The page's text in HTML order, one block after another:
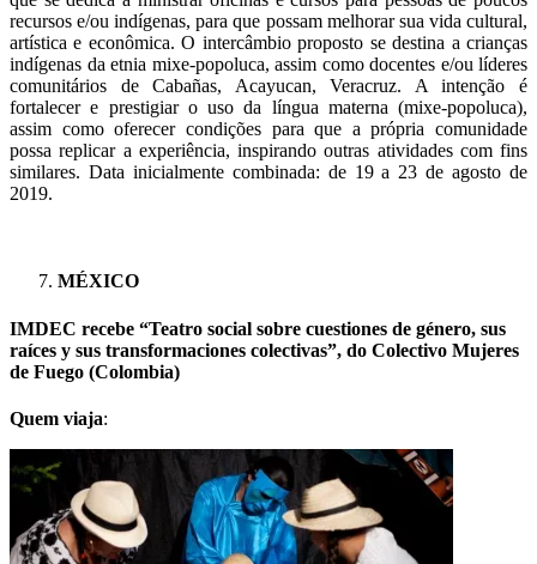
recursos e/ou indígenas, para que possam melhorar sua vida cultural,
artística e econômica. O intercâmbio proposto se destina a crianças
indígenas da etnia mixe-popoluca, assim como docentes e/ou líderes
comunitários de Cabañas, Acayucan, Veracruz. A intenção é
fortalecer e prestigiar o uso da língua materna (mixe-popoluca),
assim como oferecer condições para que a própria comunidade
possa replicar a experiência, inspirando outras atividades com fins
similares. Data inicialmente combinada: de 19 a 23 de agosto de
2019.
MÉXICO
IMDEC recebe “Teatro social sobre cuestiones de género, sus
raíces y sus transformaciones colectivas”, do Colectivo Mujeres
de Fuego (Colombia)
Quem viaja: